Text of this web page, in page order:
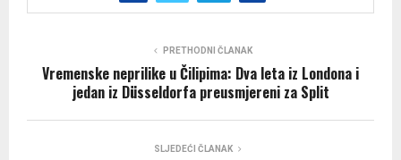
PRETHODNI ČLANAK
Vremenske neprilike u Čilipima: Dva leta iz Londona i
jedan iz Düsseldorfa preusmjereni za Split
SLJEDEĆI ČLANAK